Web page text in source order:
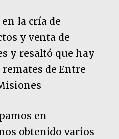
la cría de
y venta de
y resaltó que hay
de Entre
en
obtenido varios